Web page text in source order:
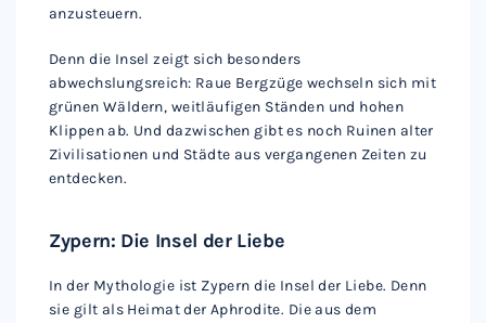
anzusteuern.
Denn die Insel zeigt sich besonders
abwechslungsreich: Raue Bergzüge wechseln sich mit
grünen Wäldern, weitläufigen Ständen und hohen
Klippen ab. Und dazwischen gibt es noch Ruinen alter
Zivilisationen und Städte aus vergangenen Zeiten zu
entdecken.
Zypern: Die Insel der Liebe
In der Mythologie ist Zypern die Insel der Liebe. Denn
sie gilt als Heimat der Aphrodite. Die aus dem